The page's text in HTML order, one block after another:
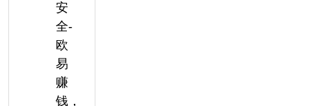
安
全-
欧
易
赚
钱，